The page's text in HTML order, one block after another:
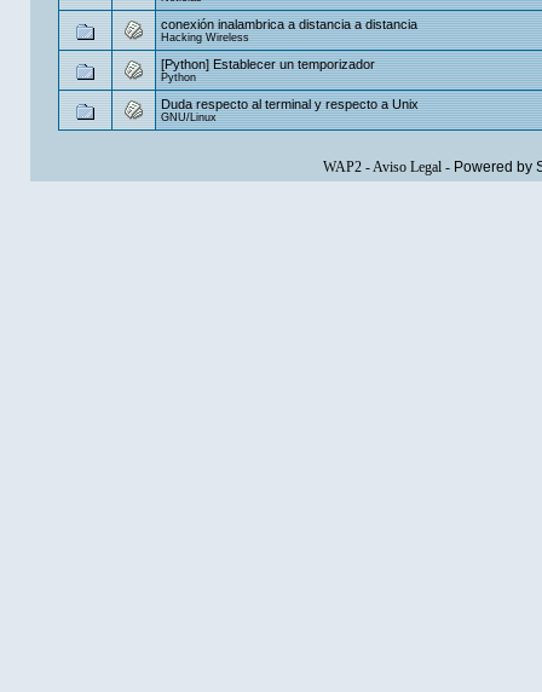
conexión inalambrica a distancia a distancia
Hacking Wireless
[Python] Establecer un temporizador
Python
Duda respecto al terminal y respecto a Unix
GNU/Linux
WAP2-Aviso Legal- Powered by